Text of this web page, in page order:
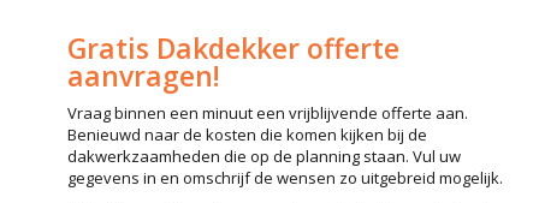
Gratis Dakdekker offerte
aanvragen!
Vraag binnen een minuut een vrijblijvende offerte aan.
Benieuwd naar de kosten die komen kijken bij de
dakwerkzaamheden die op de planning staan. Vul uw
gegevens in en omschrijf de wensen zo uitgebreid mogelijk.